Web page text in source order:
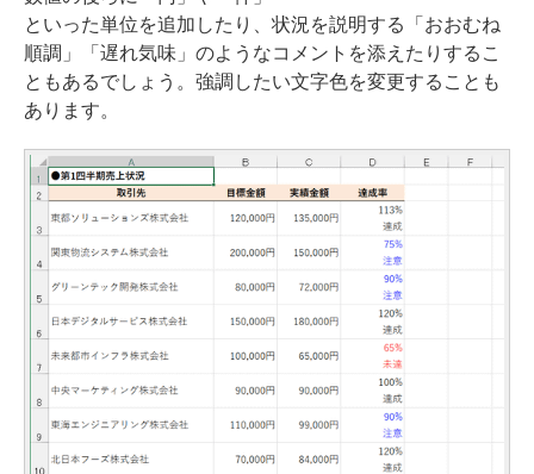
といった単位を追加したり、状況を説明する「おおむね
順調」「遅れ気味」のようなコメントを添えたりするこ
ともあるでしょう。強調したい文字色を変更することも
あります。